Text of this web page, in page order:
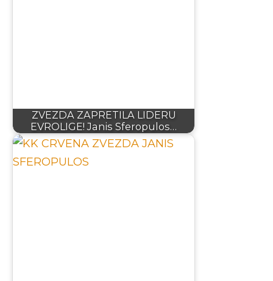
ZVEZDA ZAPRETILA LIDERU
EVROLIGE! Janis Sferopulos…